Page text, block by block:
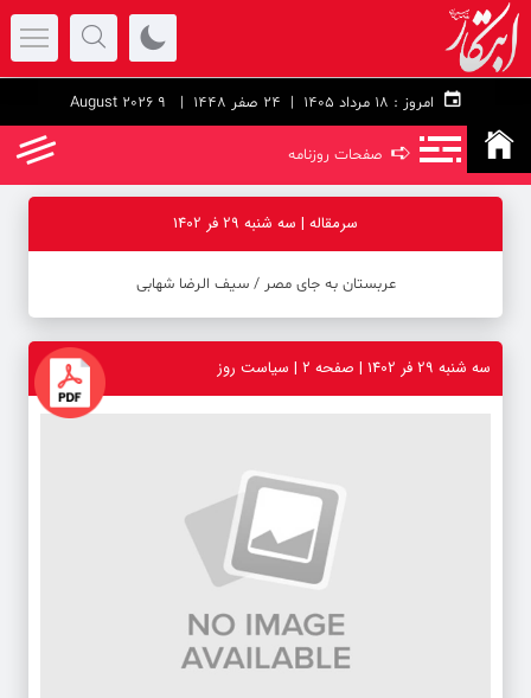
امروز : 24 صفر 1448 | 9 August 2026
➪ صفحات روزنامه
سرمقاله | سه شنبه 29 فر 1402
عربستان به جای مصر ‪/‬ سیف الرضا شهابی
سه شنبه 29 فر 1402 | صفحه ۲ | سیاست روز